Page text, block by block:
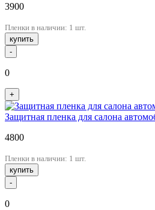
3900
Пленки в наличии: 1 шт.
купить
-
0
+
Защитная пленка для салона
4800
Пленки в наличии: 1 шт.
купить
-
0